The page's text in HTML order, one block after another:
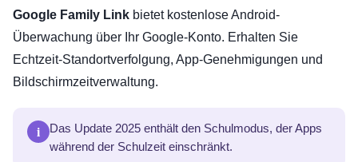
Google Family Link bietet kostenlose Android-
Überwachung über Ihr Google-Konto. Erhalten Sie
Echtzeit-Standortverfolgung, App-Genehmigungen und
Bildschirmzeitverwaltung.
i
Das Update 2025 enthält den Schulmodus, der Apps
während der Schulzeit einschränkt.